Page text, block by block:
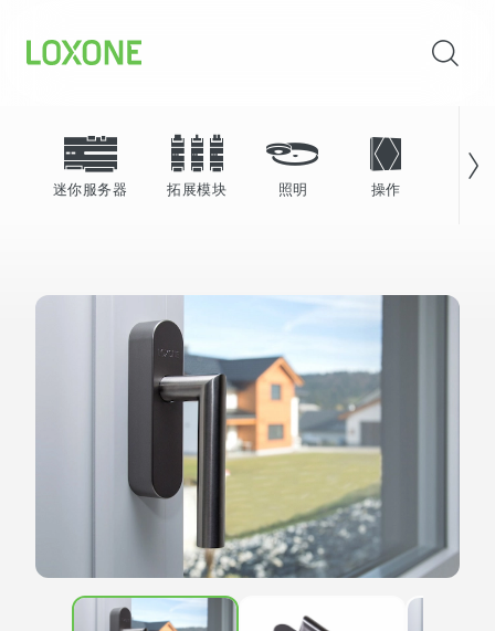
迷你服务器 拓展模块 照明 操作